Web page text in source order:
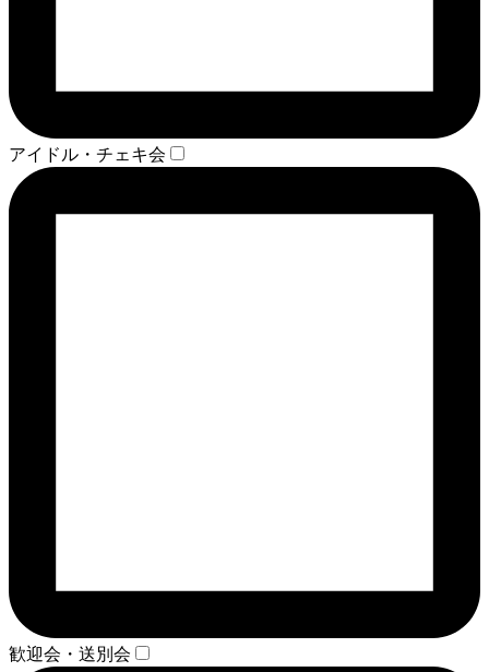
アイドル・チェキ会
歓迎会・送別会